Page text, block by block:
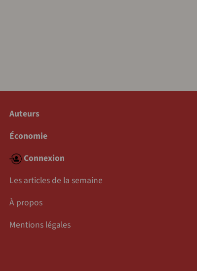
Auteurs
Économie
Connexion
Les articles de la semaine
À propos
Mentions légales